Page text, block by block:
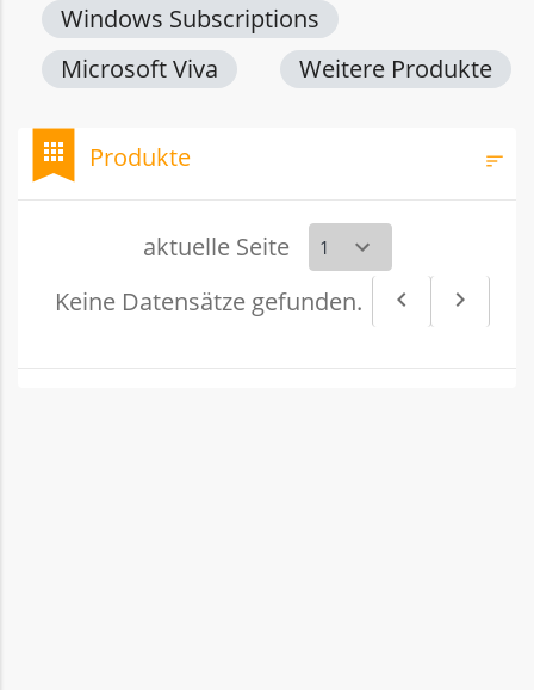
Windows Subscriptions
Microsoft Viva
Weitere Produkte
bookmark
apps Produkte sort
aktuelle Seite
Keine Datensätze gefunden.
navigate_before
Vorheriges
navigate_next